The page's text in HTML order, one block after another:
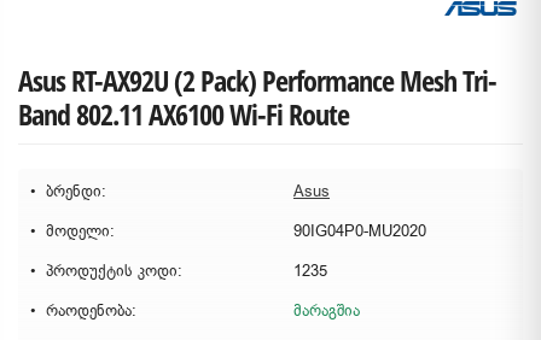
Asus RT-AX92U (2 Pack) Performance Mesh Tri-
Band 802.11 AX6100 Wi-Fi Route
ბრენდი:
Asus
მოდელი:
90IG04P0-MU2020
პროდუქტის კოდი:
1235
რაოდენობა:
მარაგშია